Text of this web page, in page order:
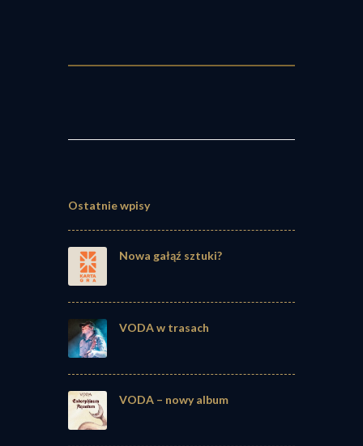
Ostatnie wpisy
Nowa gałąź sztuki?
VODA w trasach
VODA – nowy album